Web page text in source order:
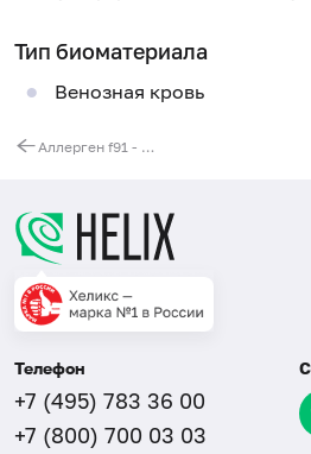
Тип биоматериала
Венозная кровь
Аллерген f91 - манго, IgE
Телефон
+7 (495) 783 36 00
+7 (800) 700 03 03